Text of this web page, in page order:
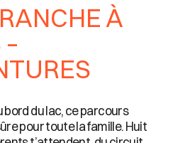
À
bord du lac, ce parcours
pour toute la famille. Huit